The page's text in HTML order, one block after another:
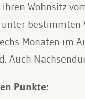
ihren Wohnsitz
bestimmten
Monaten im
Auch
Punkte: